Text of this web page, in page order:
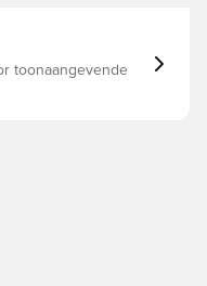
toonaangevende